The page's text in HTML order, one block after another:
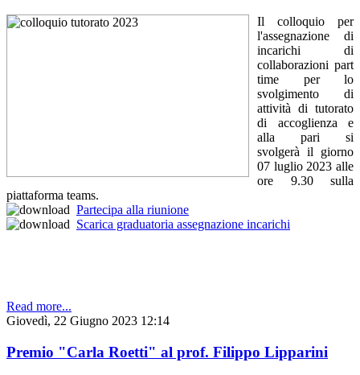
Il colloquio per
l'assegnazione di
incarichi di
collaborazioni part
time per lo
svolgimento di
attività di tutorato
di accoglienza e
alla pari si
svolgerà il giorno
07 luglio 2023 alle
ore 9.30 sulla
piattaforma teams.
Partecipa alla riunione
Scarica graduatoria assegnazione incarichi
Read more...
Giovedì, 22 Giugno 2023 12:14
Premio "Carla Roetti" al prof. Filippo Lipparini